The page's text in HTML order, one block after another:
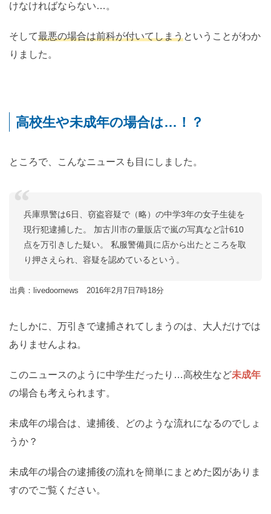
けなければならない…。
そして最悪の場合は前科が付いてしまうということがわか
りました。
高校生や未成年の場合は…！？
ところで、こんなニュースも目にしました。
兵庫県警は6日、窃盗容疑で（略）の中学3年の女子生徒を
現行犯逮捕した。 加古川市の量販店で嵐の写真など計610
点を万引きした疑い。 私服警備員に店から出たところを取
り押さえられ、容疑を認めているという。
出典：livedoornews 2016年2月7日7時18分
たしかに、万引きで逮捕されてしまうのは、大人だけでは
ありませんよね。
このニュースのように中学生だったり…高校生など未成年
の場合も考えられます。
未成年の場合は、逮捕後、どのような流れになるのでしょ
うか？
未成年の場合の逮捕後の流れを簡単にまとめた図がありま
すのでご覧ください。